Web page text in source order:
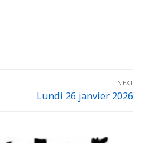
NEXT
Next
Lundi 26 janvier 2026